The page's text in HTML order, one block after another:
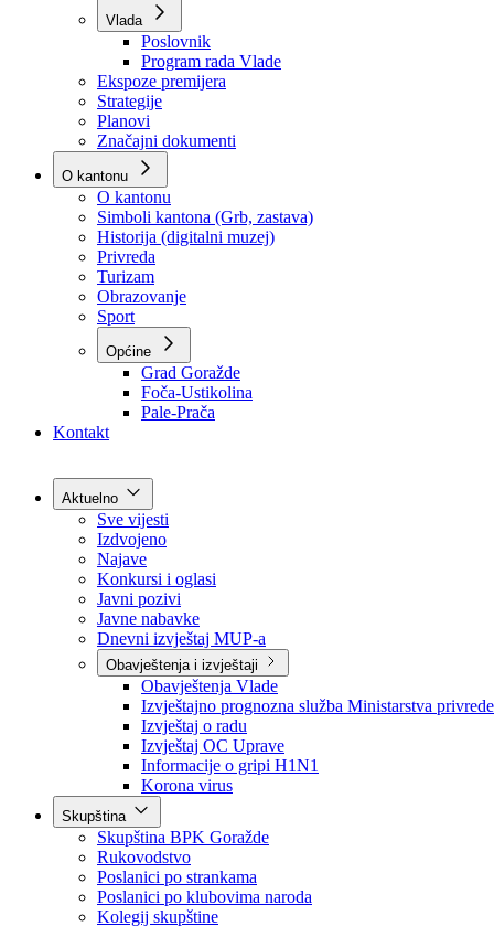
*Odluke
*Zaključci
*Poslanička pitanja
Vlada
Poslovnik
Program rada Vlade
Ekspoze premijera
Strategije
Planovi
Značajni dokumenti
O kantonu
O kantonu
Simboli kantona (Grb, zastava)
Historija (digitalni muzej)
Privreda
Turizam
Obrazovanje
Sport
Općine
Kontakt
Aktuelno
Sve vijesti
Izdvojeno
Najave
Konkursi i oglasi
Javni pozivi
Javne nabavke
Dnevni izvještaj MUP-a
Obavještenja i izvještaji
Obavještenja Vlade
Izvještajno prognozna služba Ministarstva privrede
Izvještaj o radu
Izvještaj OC Uprave
Informacije o gripi H1N1
Korona virus
Skupština
Skupština BPK Goražde
Rukovodstvo